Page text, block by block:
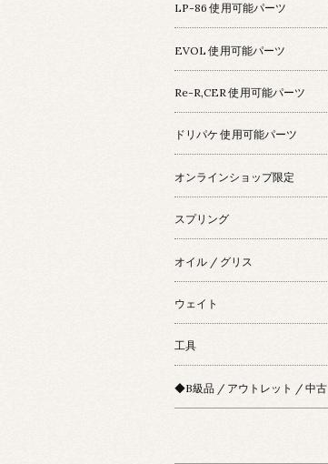
LP-86 使用可能パーツ
EVOL 使用可能パーツ
Re-R,CER 使用可能パーツ
ドリパケ 使用可能パーツ
オンラインショップ限定
スプリング
オイル / グリス
ウェイト
工具
◆B級品 / アウトレット / 中古